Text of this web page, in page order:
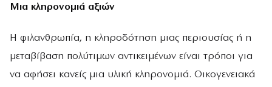
Μια κληρονομιά αξιών
Η φιλανθρωπία, η κληροδότηση μιας περιουσίας ή η
μεταβίβαση πολύτιμων αντικειμένων είναι τρόποι για
να αφήσει κανείς μια υλική κληρονομιά. Οικογενειακά